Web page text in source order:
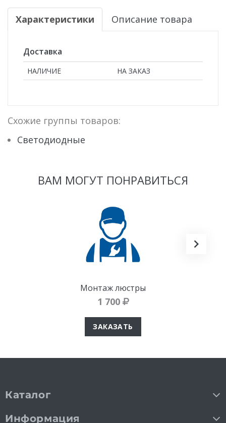
Характеристики Описание товара
Доставка
НАЛИЧИЕ НА ЗАКАЗ
Схожие группы товаров:
Светодиодные
ВАМ МОГУТ ПОНРАВИТЬСЯ
Монтаж люстры
1 700
ЗАКАЗАТЬ
Каталог
Информация